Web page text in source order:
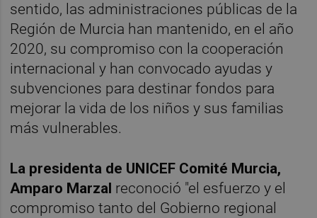
sentido, las administraciones públicas de la
Región de Murcia han mantenido, en el año
2020, su compromiso con la cooperación
internacional y han convocado ayudas y
subvenciones para destinar fondos para
mejorar la vida de los niños y sus familias
más vulnerables.
La presidenta de UNICEF Comité Murcia,
Amparo Marzal reconoció "el esfuerzo y el
compromiso tanto del Gobierno regional